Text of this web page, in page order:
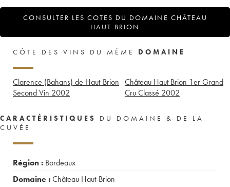
CONSULTER LES COTES DU DOMAINE CHÂTEAU
HAUT-BRION
CÔTE DES VINS DU MÊME DOMAINE
Clarence (Bahans) de Haut-Brion
Second Vin 2002
Château Haut Brion 1er Grand
Cru Classé 2002
CARACTÉRISTIQUES
DU DOMAINE & DE LA
CUVÉE
Région : Bordeaux
Domaine :Château Haut-Brion